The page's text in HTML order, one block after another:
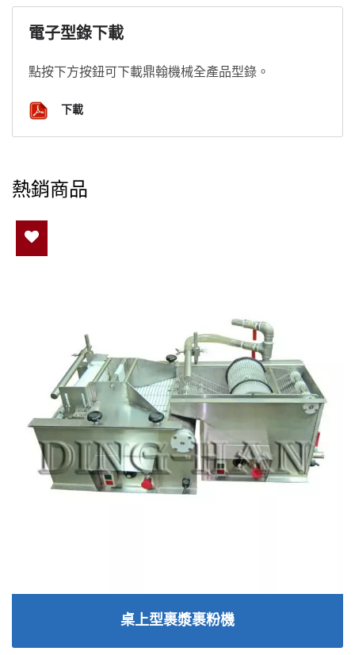
電子型錄下載
點按下方按鈕可下載鼎翰機械全產品型錄。
下載
熱銷商品
桌上型裹漿裹粉機